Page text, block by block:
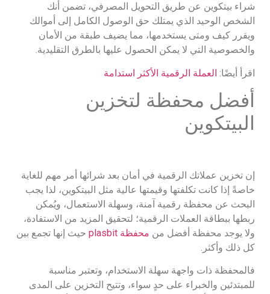
شراء بيتكوين عن طريق التحويل المصرفي، تضمن أنك
الشخص الوحيد الذي يمتلك حق الوصول الكامل إلى أموالك
ويقرر كيف ومتى يستخدمها، مما يضيف طبقة من الأمان
والخصوصية التي لا يمكن الحصول عليها بالطرق التقليدية.
اقرأ أيضًا: العملة الرقمية الأكثر استدامة
أفضل محفظة لتخزين
البيتكوين
إن تخزين عملاتك الرقمية في أمان بعد شرائها أمر مهم للغاية
خاصةً إذا كانت تكلفتها وقيمتها عالية مثل البيتكوين، لذا يجب
البحث عن محفظة رقمية آمنة، وسهلة الاستعمال، ويُمكن
ربطها ببطاقة العملات الرقمية؛ لتحقيق المزيد من الاستفادة،
ولا يوجد محفظة أفضل من محفظة plasbit
حيث إنها تجمع بين
كل ذلك وأكثر.
فالمحفظة ذات واجهة سهلة الاستخدام، وتعتبر مناسبة
للمبتدئين والخبراء على حدٍ سواء، وتتيح التخزين على المدى